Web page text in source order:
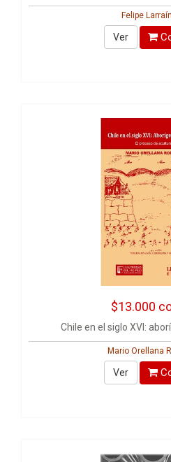
Felipe
Ver
$13.000
Chile en el siglo XVI:
Mario Orellana
Ver